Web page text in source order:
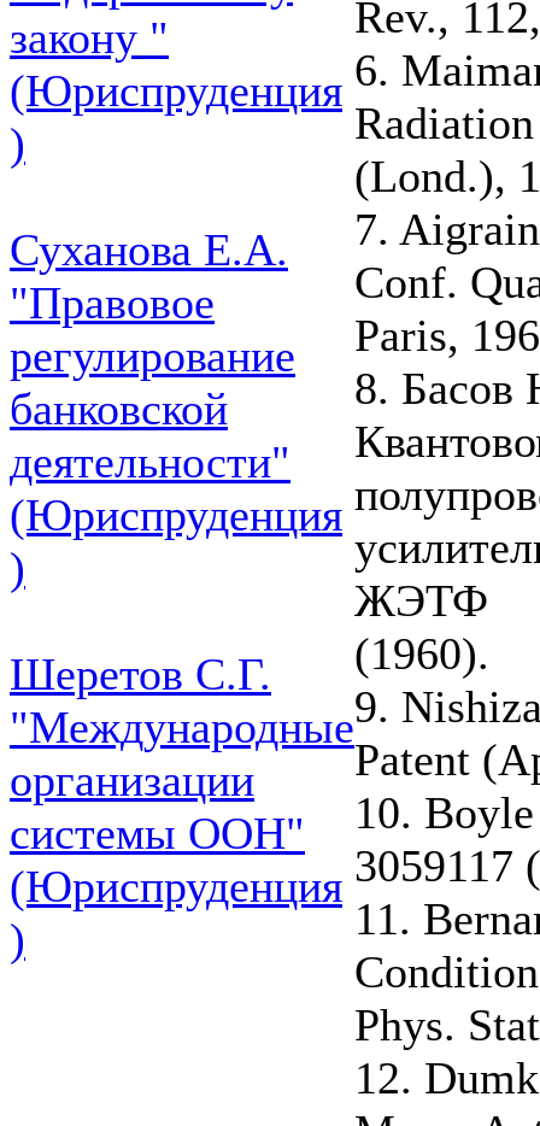
закону "
(Юриспруденция
)
Суханова Е.А.
"Правовое
регулирование
банковской
деятельности"
(Юриспруденция
)
Шеретов С.Г.
"Международные
организации
системы ООН"
(Юриспруденция
)
Rev.,
6.
(Lond.),
7.
Conf.
Paris,
8.
ЖЭТФ
(1960).
9.
Patent
10.
3059117
11.
Phys.
12.